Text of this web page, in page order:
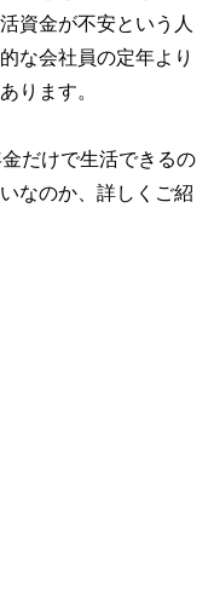
資金が不安という人
な会社員の定年より
ります。
だけで生活できるの
なのか、詳しくご紹